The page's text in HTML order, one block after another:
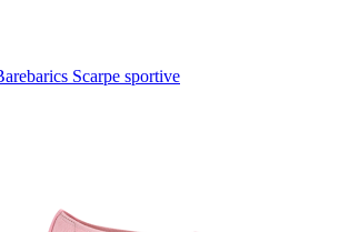
Scarpe sportive